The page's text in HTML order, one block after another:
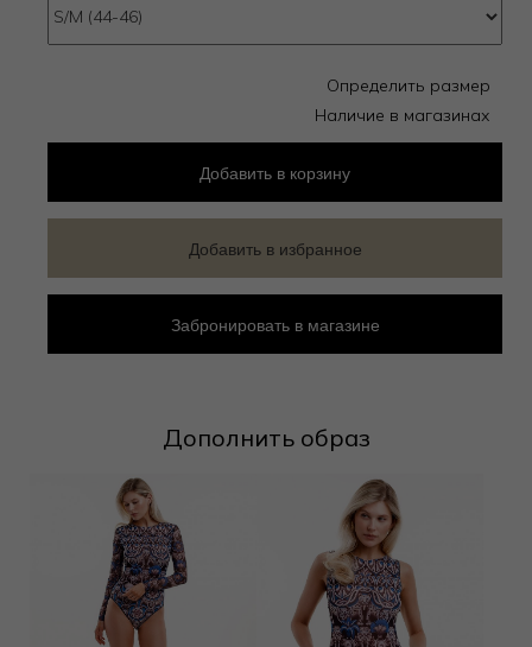
Дополнить образ
Определить размер
Наличие в магазинах
Добавить в корзину
Добавить в избранное
Забронировать в магазине